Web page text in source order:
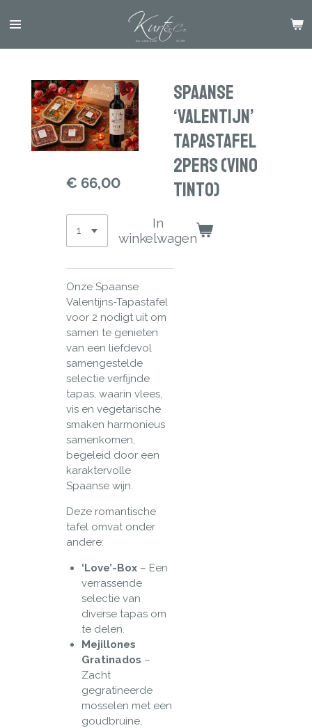
direct
Spaanse
‘Valentijn’
TapasTafel
2Pers (Vino
Tinto)
€ 66,00
In
winkelwagen
Onze Spaanse
Valentijns-Tapastafel
voor 2 nodigt uit om
samen te genieten
van een liefdevol
samengestelde
selectie verfijnde
tapas, waarin vlees,
vis en vegetarische
smaken harmonieus
samenkomen,
begeleid door een
karaktervolle
Spaanse wijn.
Deze romantische
tafel omvat onder
andere:
‘Love’-Box – Een
verrassende
selectie van
diverse tapas om
te delen.
Mejillones
Gratinados –
Zacht
gegratineerde
mosselen met een
goudbruine,